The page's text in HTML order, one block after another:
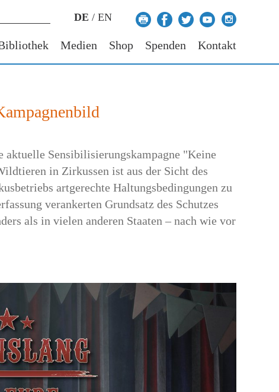
DE / EN
Medien Shop Spenden Kontakt
Sensibilisierungskampagne "Keine
in Zirkussen ist aus der Sicht des
artgerechte Haltungsbedingungen zu
verankerten Grundsatz des Schutzes
als in vielen anderen Staaten – nach wie vor